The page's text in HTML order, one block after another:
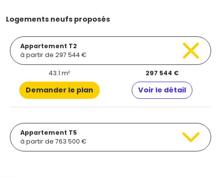
Logements neufs proposés
Appartement T2
à partir de 297 544 €
43.1 m² 297 544 €
Demander le plan Voir le détail
Appartement T5
à partir de 763 500 €